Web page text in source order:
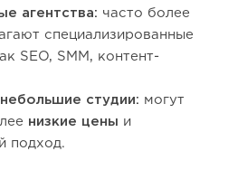
агентства: часто более
специализированные
SEO, SMM, контент-
студии: могут
низкие цены и
подход.